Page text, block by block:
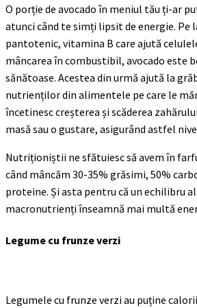
O porție de avocado în meniul tău ți-ar
atunci când te simți lipsit de energie. Pe
pantotenic, vitamina B care ajută
mâncarea în combustibil, avocado este
sănătoase. Acestea din urmă ajută la
nutrienților din alimentele pe care le
încetinesc creșterea și scăderea
masă sau o gustare, asigurând astfel
Nutriționiștii ne sfătuiesc să avem în
când mâncăm 30-35% grăsimi, 50%
proteine. Și asta pentru că un echilibru
macronutrienți înseamnă mai multă
Legume cu frunze verzi
Legumele cu frunze verzi au puține